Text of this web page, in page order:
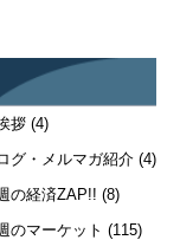
拶 (4)
グ・メルマガ紹介 (4)
の経済ZAP!! (8)
のマーケット (115)